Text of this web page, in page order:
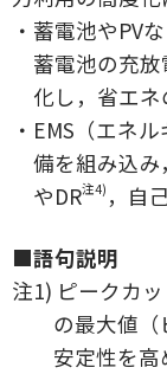
・蓄電池やPV
蓄電池の充
化し，省エネ
・EMS（エネ
備を組み込
やDR注4) ，自
■語句説明
注1) ピークカ
の最大値
安定性を高